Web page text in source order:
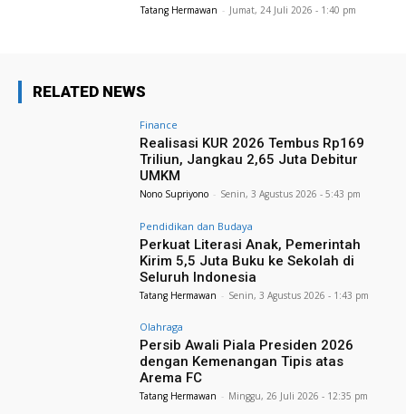
Tatang Hermawan - Jumat, 24 Juli 2026 - 1:40 pm
RELATED NEWS
Finance
Realisasi KUR 2026 Tembus Rp169
Triliun, Jangkau 2,65 Juta Debitur
UMKM
Nono Supriyono - Senin, 3 Agustus 2026 - 5:43 pm
Pendidikan dan Budaya
Perkuat Literasi Anak, Pemerintah
Kirim 5,5 Juta Buku ke Sekolah di
Seluruh Indonesia
Tatang Hermawan - Senin, 3 Agustus 2026 - 1:43 pm
Olahraga
Persib Awali Piala Presiden 2026
dengan Kemenangan Tipis atas
Arema FC
Tatang Hermawan - Minggu, 26 Juli 2026 - 12:35 pm